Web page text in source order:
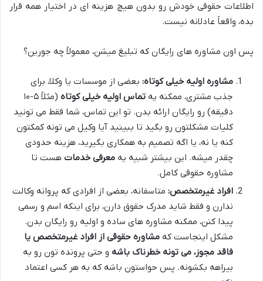
اطلاعات حقوقی خودش رو بدون هیچ هزینه ای در اختیار همه قرار
بده، واقعاً عادلانه نیست.
پس اون مشاوره های رایگان که تبلیغ میشن، معمولاً چه جورین؟
مشاوره اولیه خیلی کوتاه: بعضی از موسسات یا وکلا، برای
جذب مشتری، ممکنه یه تماس اولیه خیلی کوتاه
(مثلاً ۵-۱۰
دقیقه) رو رایگان ارائه بدن. تو این تماس، شما فقط می تونید
کلیات مشکلتون رو بگید تا ببینید آیا وکیل می تونه کمکتون
کنه یا نه، یا اگه تصمیم به همکاری بگیرید، هزینه حدودی
چقدر میشه. این بیشتر شبیه یه معرفی خدمات هست تا
مشاوره حقوقی کامل.
افراد غیرمتخصص: متاسفانه، بعضی از افرادی که پروانه وکالت
ندارن و فقط شاید مدرک حقوق دارن، برای اینکه اسم و رسمی
پیدا کنن، ممکنه مشاوره های ساده و اولیه رو رایگان بدن.
مشکل اینجاست که مشاوره حقوقی از افراد غیرمتخصص یا
فاقد مجوز، می تونه خطرناک باشه و حتی پرونده تون رو به
بیراهه بکشونه. پس حواستون باشه که به هر کسی اعتماد